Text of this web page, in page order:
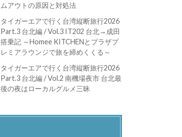
ムアウトの原因と対処法
タイガーエアで行く台湾縦断旅行2026
Part.3 台北編 / Vol.3 IT202 台北→成田
搭乗記 ～Homee KITCHENとプラザプ
レミアラウンジで旅を締めくくる～
タイガーエアで行く台湾縦断旅行2026
Part.3 台北編 / Vol.2 南機場夜市 台北最
後の夜はローカルグルメ三昧